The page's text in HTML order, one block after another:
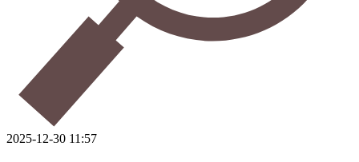
2025-12-30 11:57